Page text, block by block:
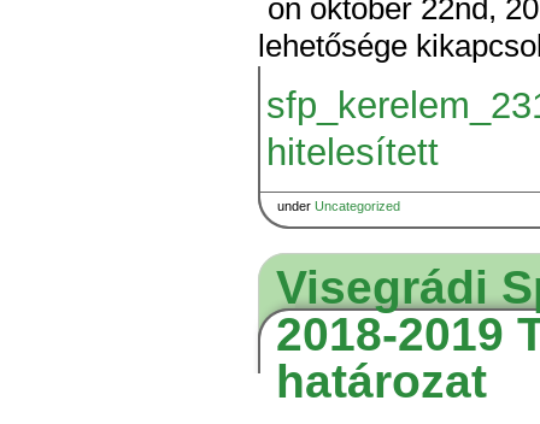
on október 22nd,
lehetősége
hitelesített
under Uncategorized
Visegrádi
2018-2019
határozat